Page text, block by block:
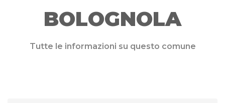
BOLOGNOLA
Tutte le informazioni su questo comune